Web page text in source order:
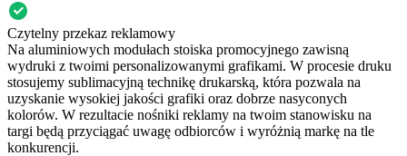
Czytelny przekaz reklamowy
Na aluminiowych modułach stoiska promocyjnego zawisną
wydruki z twoimi personalizowanymi grafikami. W procesie druku
stosujemy sublimacyjną technikę drukarską, która pozwala na
uzyskanie wysokiej jakości grafiki oraz dobrze nasyconych
kolorów. W rezultacie nośniki reklamy na twoim stanowisku na
targi będą przyciągać uwagę odbiorców i wyróżnią markę na tle
konkurencji.